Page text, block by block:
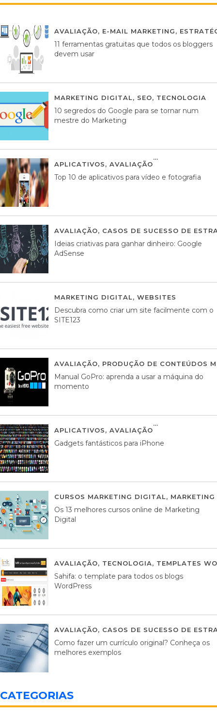
AVALIAÇÃO, E-MAIL MARKETING,
11 ferramentas gratuitas que todos os bloggers
devem usar
MARKETING DIGITAL, SEO, TECNOLOGIA
10 segredos do Google para se tornar num
mestre do Marketing
APLICATIVOS, AVALIAÇÃO
Top 10 de aplicativos para vídeo e fotografia
AVALIAÇÃO, CASOS DE SUCESSO DE
Ideias criativas para ganhar dinheiro: Google
AdSense
MARKETING DIGITAL, WEBSITES
Descubra como criar um site facilmente com o
SITE123
AVALIAÇÃO, PRODUÇÃO DE CONTEÚDOS
Manual GoPro: aprenda a usar a máquina do
momento
APLICATIVOS, AVALIAÇÃO
Gadgets fantásticos para iPhone
CURSOS MARKETING DIGITAL,
Os 13 melhores cursos online de Marketing
Digital
AVALIAÇÃO, TECNOLOGIA, TEMPLATES
Sahifa: o template para todos os blogs
WordPress
AVALIAÇÃO, CASOS DE SUCESSO DE
Como fazer um currículo original? Conheça os
melhores exemplos
CATEGORIAS